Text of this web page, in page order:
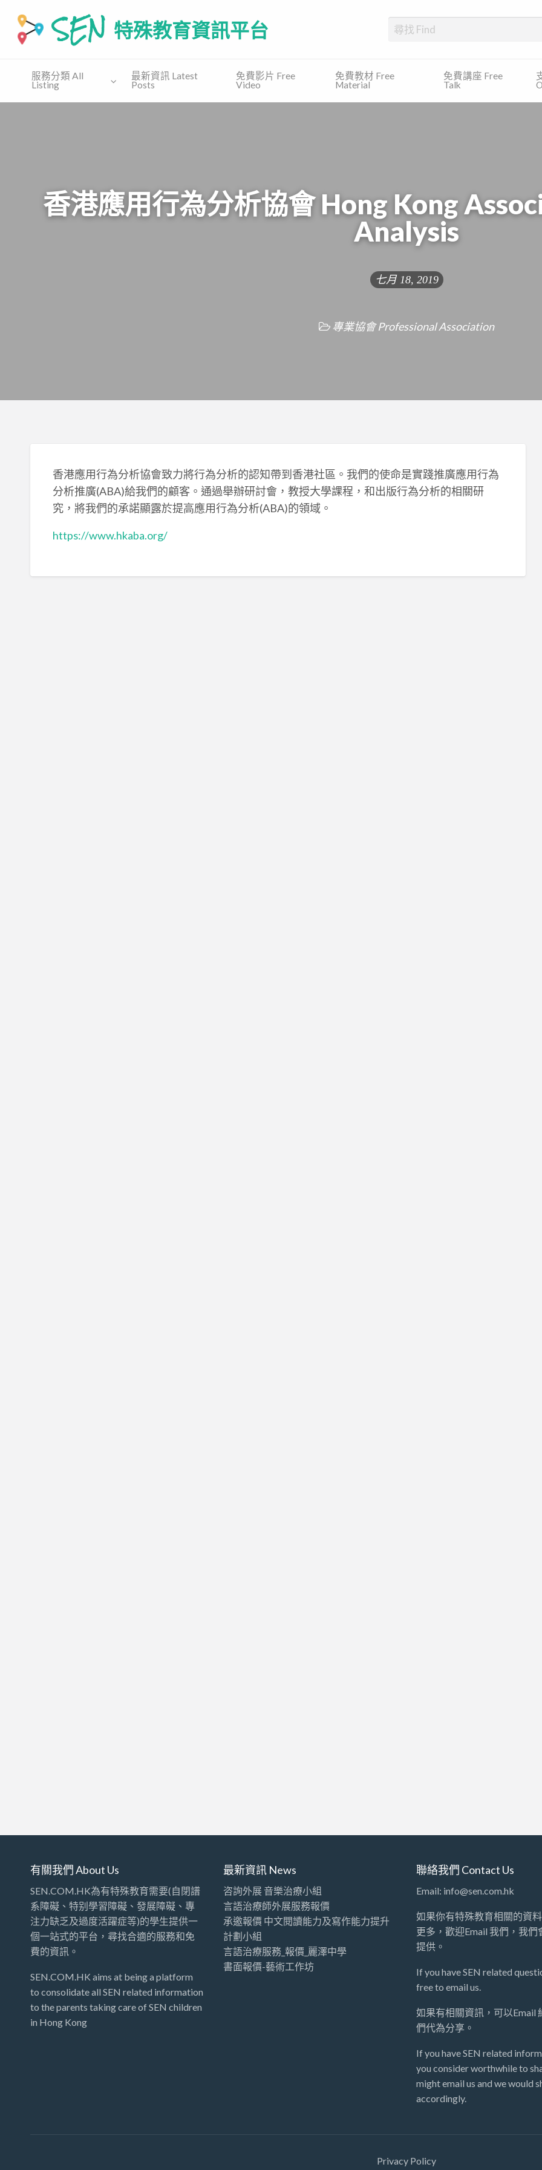
免費教
材 Free
支援協會
Supporting
SEN 特殊教育資訊平台
服務分類 All
Listing
最新資訊 Latest
Posts
免費影片 Free
Video
免費教材 Free
Material
免費講座 Free
Talk
香港應用行為分析協會 Hong Kong
Analysis
七月 18, 2019
專業協會 Professional Association
香港應用行為分析協會致力將行為分析的認知帶到香港社區。我們的使命是實踐推廣應用行為
分析推廣(ABA)給我們的顧客。通過舉辦研討會，教授大學課程，和出版行為分析的相關研
究，將我們的承諾顯露於提高應用行為分析(ABA)的領域。
https://www.hkaba.org/
有關我們 About Us
SEN.COM.HK為有特殊教育需要(自閉譜
系障礙、特别學習障礙、發展障礙、專
注力缺乏及過度活躍症等)的學生提供一
個一站式的平台，尋找合適的服務和免
費的資訊。
SEN.COM.HK aims at being a platform
to consolidate all SEN related information
to the parents taking care of SEN children
in Hong Kong
最新資訊 News
咨詢外展 音樂治療小組
言語治療師外展服務報價
承邀報價 中文閱讀能力及寫作能力提升
計劃小組
言語治療服務_報價_麗澤中學
書面報價-藝術工作坊
聯絡我們 Contact Us
Email: info@sen.com.hk
如果你有特殊教育相關的資
更多，歡迎Email 我們，我們
提供。
If you have SEN related
free to email us.
如果有相關資訊，可以Email
們代為分享。
If you have SEN related
you consider worthwhile to
might email us and we would
accordingly.
Privacy Policy